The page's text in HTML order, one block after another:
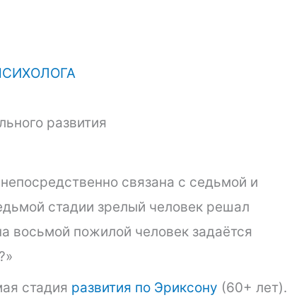
развития
связана с седьмой и
стадии зрелый человек решал
восьмой пожилой человек задаётся
стадия развития по Эриксону (60+ лет).